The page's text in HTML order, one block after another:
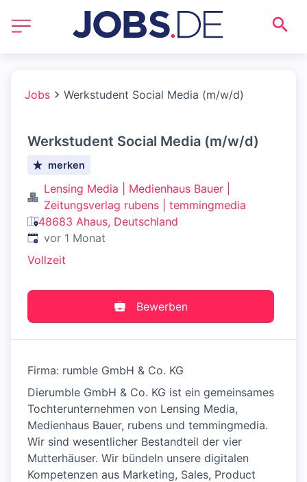
Jobs Werkstudent Social Media (m/w/d)
Werkstudent Social Media (m/w/d)
merken
Lensing Media | Medienhaus Bauer |
Zeitungsverlag rubens | temmingmedia
48683 Ahaus, Deutschland
Veröffentlicht:
vor 1 Monat
Vollzeit
Bewerben
Firma: rumble GmbH & Co. KG
Dierumble GmbH & Co. KG ist ein gemeinsames
Tochterunternehmen von Lensing Media,
Medienhaus Bauer, rubens und temmingmedia.
Wir sind wesentlicher Bestandteil der vier
Mutterhäuser. Wir bündeln unsere digitalen
Kompetenzen aus Marketing, Sales, Product